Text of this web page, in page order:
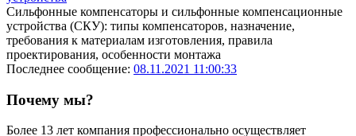
Сильфонные компенсаторы и сильфонные компенсационные
устройства (СКУ): типы компенсаторов, назначение,
требования к материалам изготовления, правила
проектирования, особенности монтажа
Последнее сообщение: 08.11.2021 11:00:33
Почему мы?
Более 13 лет компания профессионально осуществляет